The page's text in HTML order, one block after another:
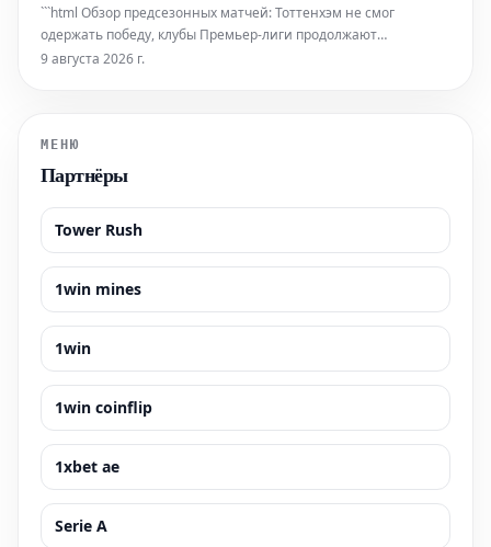
```html Обзор предсезонных матчей: Тоттенхэм не смог
одержать победу, клубы Премьер-лиги продолжают
подготовку Суббота ознаменовалась насыщенной
9 августа 2026 г.
МЕНЮ
Партнёры
Tower Rush
1win mines
1win
1win coinflip
1xbet ae
Serie A